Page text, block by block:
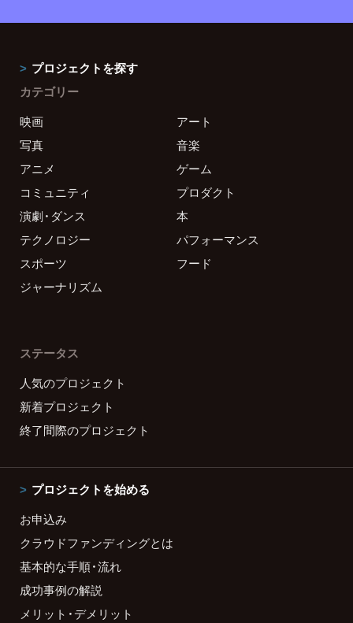
プロジェクトを探す
カテゴリー
映画
アート
写真
音楽
アニメ
ゲーム
コミュニティ
プロダクト
演劇・ダンス
本
テクノロジー
パフォーマンス
スポーツ
フード
ジャーナリズム
ステータス
人気のプロジェクト
新着プロジェクト
終了間際のプロジェクト
プロジェクトを始める
お申込み
クラウドファンディングとは
基本的な手順・流れ
成功事例の解説
メリット・デメリット